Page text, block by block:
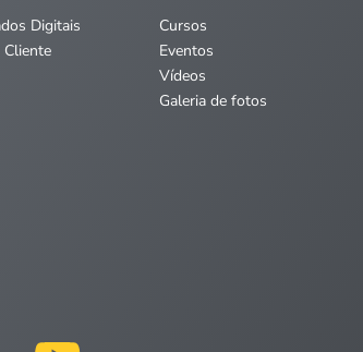
Digitais
Cursos
Eventos
Vídeos
Galeria de fotos